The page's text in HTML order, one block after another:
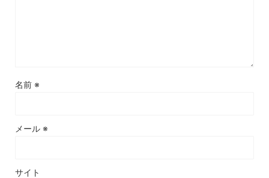
名前 ※
メール ※
サイト